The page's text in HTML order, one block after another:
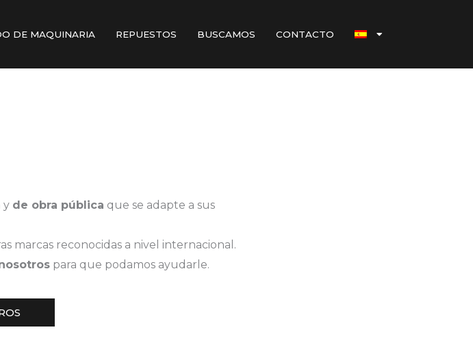
DE MAQUINARIA REPUESTOS BUSCAMOS CONTACTO
y de obra pública que se adapte a sus
marcas reconocidas a nivel internacional.
para que podamos ayudarle.